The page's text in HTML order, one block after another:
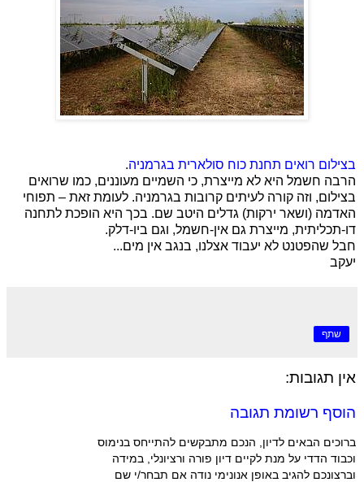
בצילום רואים תחנת כוח סולארית בגרמניה.
הרבה חשמל היא לא מייצרת, כי השמיים מעוננים, כמו שרואים
בצילום, וזה קורה לעיתים קרובות בגרמניה. לעומת זאת – תפוחי
האדמה (ושאר ירקות) גדלים היטב שם. בכך היא הופכת לתחנה
דו-תכליתית, מייצרת גם אין-חשמל, וגם ביו-דלק.
חבל שהפטנט לא יעבוד אצלנו, בנגב אין מים...
יעקב
שתף
אין תגובות:
הוסף רשומת תגובה
ברוכים הבאים לדיון, הנכם מתבקשים להתייחס בנימוס
וכבוד הדדי על מנת לקיים דיון פורה ורציונלי, במידה
וברצונכם להגיב באופן אנונימי נודה אם תבחר/י שם